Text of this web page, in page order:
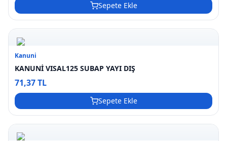
Sepete Ekle
Kanuni
KANUNİ VISAL125 SUBAP YAYI DIŞ
71,37 TL
Sepete Ekle